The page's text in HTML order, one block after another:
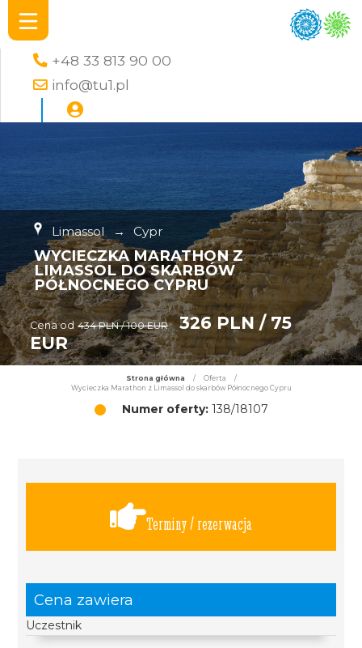
+48 33 813 90 00
info@tu1.pl
Limassol → Cypr
WYCIECZKA MARATHON Z
LIMASSOL DO SKARBÓW
PÓŁNOCNEGO CYPRU
Cena od 434 PLN / 100 EUR
326 PLN / 75
EUR
Strona główna / Oferta
/
Wycieczka Marathon z Limassol do skarbów Północnego Cypru
Numer oferty:138/18107
Terminy / rezerwacja
Cena zawiera
Uczestnik